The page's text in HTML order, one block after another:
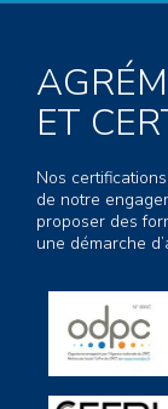
ET
Nos
de notre
proposer des
une démarche